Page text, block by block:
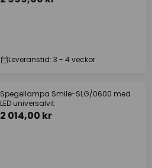
Leveranstid: 3 - 4 veckor
Spegellampa Smile-SLG/0600 med
LED universalvit
2 014,00 kr